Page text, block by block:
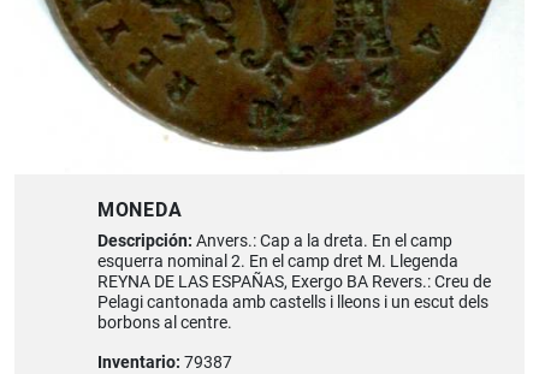
MONEDA
Descripción: Anvers.: Cap a la dreta. En el camp
esquerra nominal 2. En el camp dret M. Llegenda
REYNA DE LAS ESPAÑAS, Exergo BA Revers.: Creu de
Pelagi cantonada amb castells i lleons i un escut dels
borbons al centre.
Inventario: 79387